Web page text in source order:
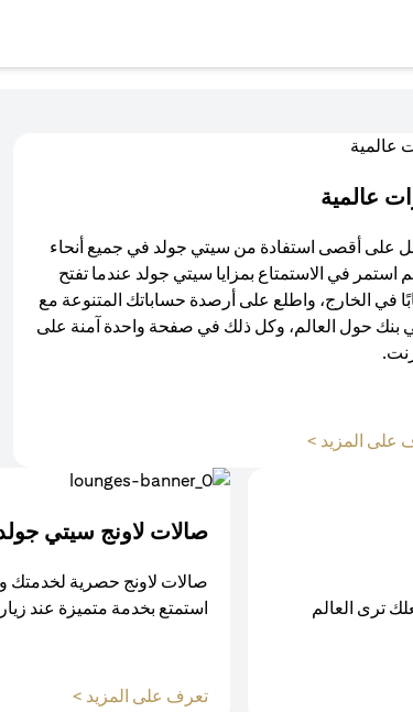
عالمية
على أقصى استفادة من سيتي جولد في جميع أنحاء
استمر في الاستمتاع بمزايا سيتي جولد عندما تفتح
في الخارج، واطلع على أرصدة حساباتك المتنوعة مع
بنك حول العالم، وكل ذلك في صفحة واحدة آمنة على
على المزيد >
(opens in a new tab)
ترى العالم
صالات لاونج سيتي
صالات لاونج حصرية لخدمتك
استمتع بخدمة متميزة عند
تعرف على المزيد >